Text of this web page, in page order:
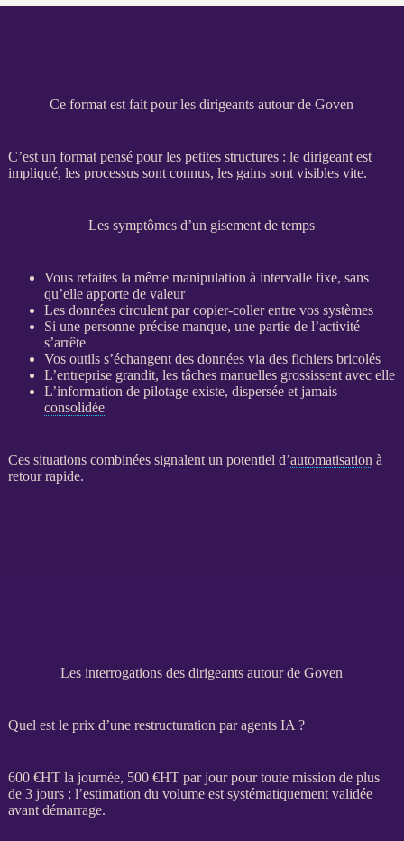
Ce format est fait pour les dirigeants autour de Goven
C’est un format pensé pour les petites structures : le dirigeant est
impliqué, les processussont connus, les gains sont visibles vite.
Les symptômes d’un gisement de temps
Vous refaites la même manipulation à intervalle fixe, sans
qu’elle apporte de valeur
Les donnéescirculent par copier-coller entre vos systèmes
Si une personne précise manque, une partie de l’activité
s’arrête
Vos outils s’échangent des donnéesvia des fichiers bricolés
L’entreprise grandit, les tâches manuelles grossissent avec elle
L’information de pilotageexiste, dispersée et jamais
consolidée
Ces situations combinées signalent un potentiel d’automatisation à
retour rapide.
Les interrogations des dirigeants autour de Goven
Quel est le prix d’une restructuration par agents IA ?
600 €HTla journée, 500 €HTpar jour pour toute mission de plus
de 3 jours ; l’estimation du volume est systématiquement validée
avant démarrage.